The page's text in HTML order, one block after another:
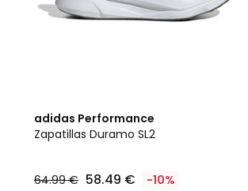
adidas Performance
Zapatillas Duramo SL2
64.99 € 58.49 € -10%
4,6
/ 5